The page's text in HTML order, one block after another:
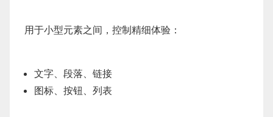
用于小型元素之间，控制精细体验：
文字、段落、链接
图标、按钮、列表